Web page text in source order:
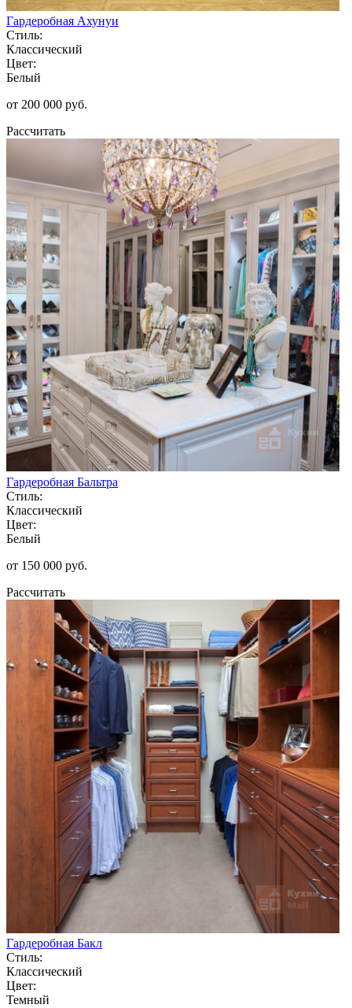
Гардеробная Ахунуи
Стиль:
Классический
Цвет:
Белый
от 200 000 руб.
Рассчитать
Гардеробная Бальтра
Стиль:
Классический
Цвет:
Белый
от 150 000 руб.
Рассчитать
Гардеробная Бакл
Стиль:
Классический
Цвет:
Темный